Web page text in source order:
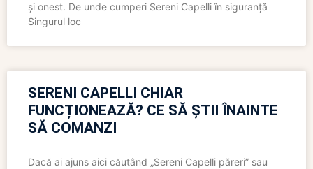
și onest. De unde cumperi Sereni Capelli în siguranță
Singurul loc
SERENI CAPELLI CHIAR
FUNCȚIONEAZĂ? CE SĂ ȘTII ÎNAINTE
SĂ COMANZI
Dacă ai ajuns aici căutând „Sereni Capelli păreri” sau